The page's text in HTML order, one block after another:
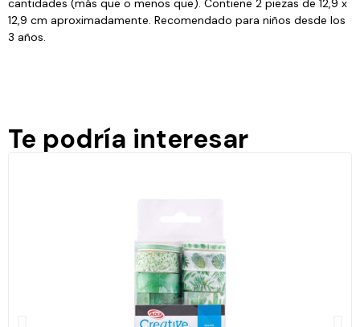
cantidades (más que o menos que). Contiene 2 piezas de 12,9 x
12,9 cm aproximadamente. Recomendado para niños desde los
3 años.
Te podría interesar